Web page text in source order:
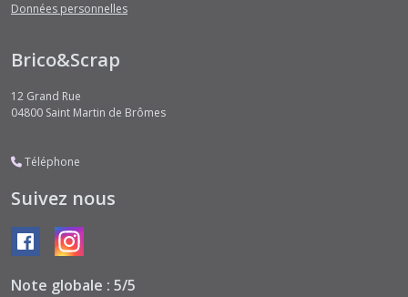
Données personnelles
Brico&Scrap
12 Grand Rue
04800 Saint Martin de Brômes
Téléphone
Suivez nous
Note globale : 5/5